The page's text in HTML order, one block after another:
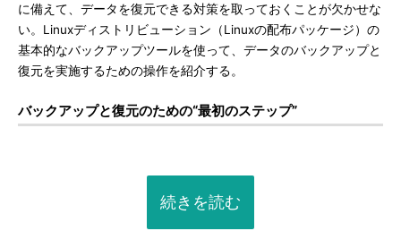
に備えて、データを復元できる対策を取っておくことが欠かせな
い。Linuxディストリビューション（Linuxの配布パッケージ）の
基本的なバックアップツールを使って、データのバックアップと
復元を実施するための操作を紹介する。
バックアップと復元のための“最初のステップ”
続きを読む